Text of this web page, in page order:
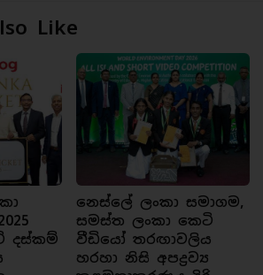
Like
දස්කම්
නෙස්ලේ ලංකා සමාගම,
සමස්ත ලංකා කෙටි
වීඩියෝ තරඟාවලිය
හරහා නිසි අපද්‍රව්‍ය